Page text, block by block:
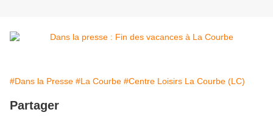
#Dans la Presse #La Courbe #Centre Loisirs La Courbe (LC)
Partager